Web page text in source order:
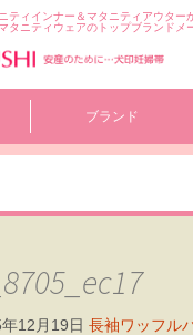
ティインナー＆マタニティアウター
タニティウェアのトップブランドメ
ブランド
12月19日 長袖ワッフル